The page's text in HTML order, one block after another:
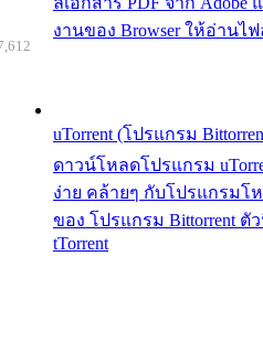
งานของ Browser ให้อ่านไ
uTorrent (โปรแกรม
ดาวน์โหลดโปรแกรม
ง่าย คล้ายๆ กับโปรแกรมโ
ของ โปรแกรม Bittorrent ตั
tTorrent